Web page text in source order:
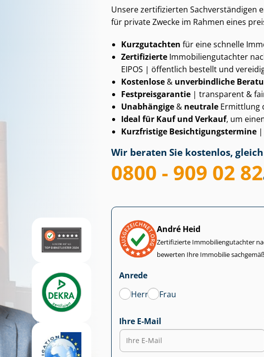
Unsere zertifizierten Sach­ver­stän­di­gen
für private Zwecke im Rahmen eines
Kurzgutachten für eine schnelle
Zertifizierte Im­mo­bi­li­en­gut­ach­ter
EIPOS | öffentlich bestellt und
Kostenlose & unverbindliche
Fest­preis­ga­ran­tie | transparent &
Unabhängige & neutrale Ermittlung
Ideal für Kauf und Verkauf, um
Kurzfristige Be­sich­ti­gungs­ter­mi­ne |
Wir beraten Sie kostenlos,
0800 - 909 02 82
André Heid
Zertifizierte Im­mo­bi­li­en­gut­ach­ter
bewerten Ihre Immobilie
Anrede
Herr
Frau
Ihre E-Mail